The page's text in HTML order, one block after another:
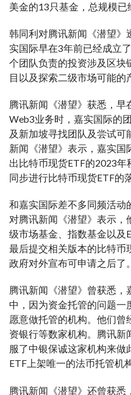
美金的13只基金，总规模已
韩同利对腾讯新闻《潜望》
实国际早在3年前已经成立
个团队负责的投资涉及区块
目以及探索二级市场可能的
腾讯新闻《潜望》获悉，
Web3业务时，嘉实国际的
及新加坡寻找团队及尝试
新闻《潜望》表示，嘉实国
出比特币现货ETF的2023
同步进行比特币现货ETF的
和嘉实国际差不多同频活动
对腾讯新闻《潜望》表示，
级市场基金、指数基金以及
最后提交相关版本的比特币
政府对外宣布可申请之后了。
腾讯新闻《潜望》曾获悉，
中，因为资金托管的问题一
愿意做托管的机构。他们曾
资银行等数家机构。腾讯新
服了中银保诚这家机构来做
ETF上架唯一的法币托管机构
腾讯新闻《潜望》还曾获